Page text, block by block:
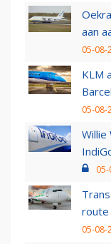
aan
05-08-
KLM
05-08-
route
05-08-